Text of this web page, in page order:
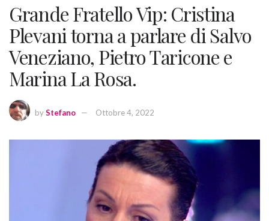
Grande Fratello Vip: Cristina
Plevani torna a parlare di Salvo
Veneziano, Pietro Taricone e
Marina La Rosa.
byStefano Ottobre 4, 2022